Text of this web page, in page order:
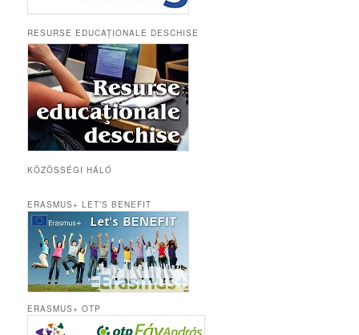
RESURSE EDUCAȚIONALE DESCHISE
KÖZÖSSÉGI HÁLÓ
ERASMUS+ LET’S BENEFIT
ERASMUS+ OTP